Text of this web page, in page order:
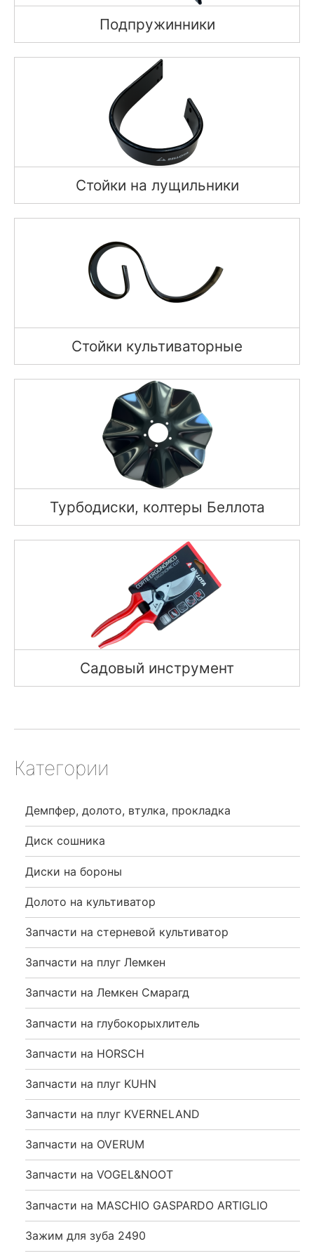
Подпружинники
Стойки на лущильники
Стойки культиваторные
Турбодиски, колтеры Беллота
Садовый инструмент
Категории
Демпфер, долото, втулка, прокладка
Диск сошника
Диски на бороны
Долото на культиватор
Запчасти на стерневой культиватор
Запчасти на плуг Лемкен
Запчасти на Лемкен Смарагд
Запчасти на глубокорыхлитель
Запчасти на HORSCH
Запчасти на плуг KUHN
Запчасти на плуг KVERNELAND
Запчасти на OVERUM
Запчасти на VOGEL&NOOT
Запчасти на MASCHIO GASPARDO ARTIGLIO
Зажим для зуба 2490